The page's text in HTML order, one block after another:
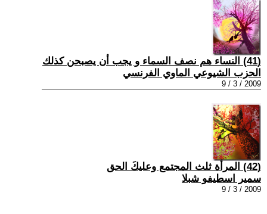
(41) النساء هم نصف السماء و يجب أن يصبحن كذلك
الحزب الشيوعي الماوي الفرنسي
2009 / 3 / 9
(42) المرأة ثلث المجتمع وعليكَ الحق
سمير اسطيفو شبلا
2009 / 3 / 9